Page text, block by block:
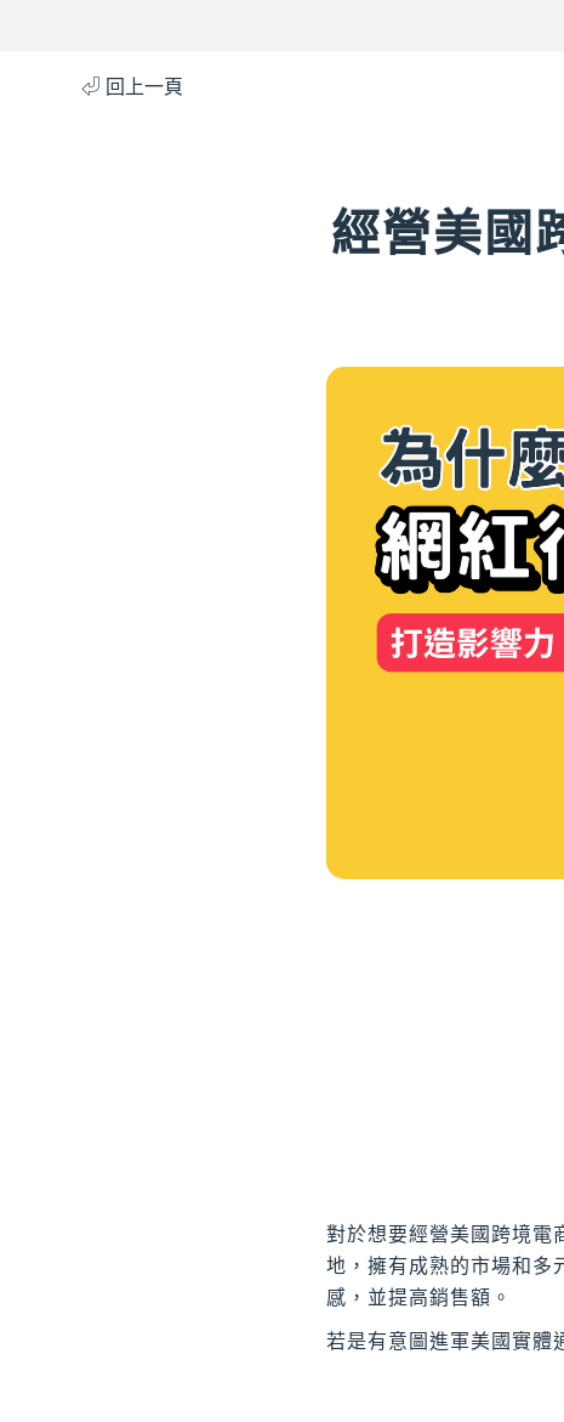
⏎ 回上一頁
經營美國
對於想要經營美國跨境電
地，擁有成熟的市場和多
感，並提高銷售額。
若是有意圖進軍美國實體